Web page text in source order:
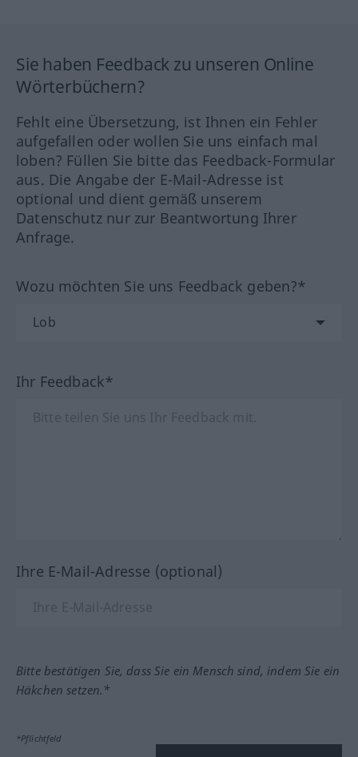
Sie haben Feedback zu unseren Online
Wörterbüchern?
Fehlt eine Übersetzung, ist Ihnen ein Fehler
aufgefallen oder wollen Sie uns einfach mal
loben? Füllen Sie bitte das Feedback-Formular
aus. Die Angabe der E-Mail-Adresse ist
optional und dient gemäß unserem
Datenschutz nur zur Beantwortung Ihrer
Anfrage.
Wozu möchten Sie uns Feedback geben?*
Ihr Feedback*
Ihre E-Mail-Adresse (optional)
Bitte bestätigen Sie, dass Sie ein Mensch sind, indem Sie ein
Häkchen setzen.*
*Pflichtfeld